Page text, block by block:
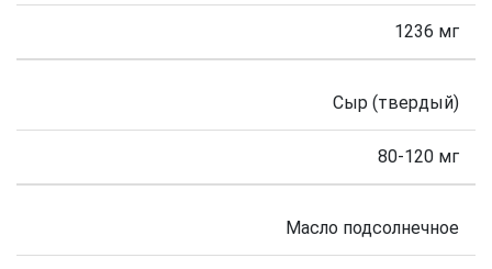
1236 мг
Сыр (твердый)
80-120 мг
Масло подсолнечное